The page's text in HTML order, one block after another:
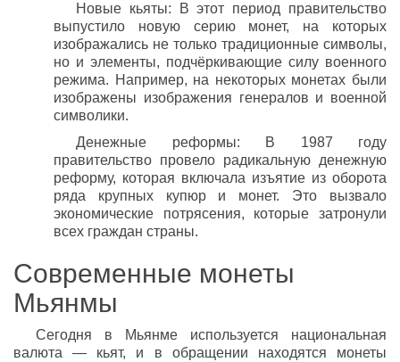
Новые кьяты: В этот период правительство
выпустило новую серию монет, на которых
изображались не только традиционные символы,
но и элементы, подчёркивающие силу военного
режима. Например, на некоторых монетах были
изображены изображения генералов и военной
символики.
Денежные реформы: В 1987 году
правительство провело радикальную денежную
реформу, которая включала изъятие из оборота
ряда крупных купюр и монет. Это вызвало
экономические потрясения, которые затронули
всех граждан страны.
Современные монеты
Мьянмы
Сегодня в Мьянме используется национальная
валюта — кьят, и в обращении находятся монеты